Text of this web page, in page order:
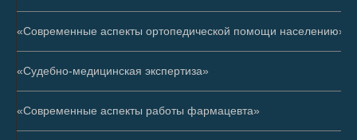
«Современные аспекты ортопедической помощи населению»
«Судебно-медицинская экспертиза»
«Современные аспекты работы фармацевта»